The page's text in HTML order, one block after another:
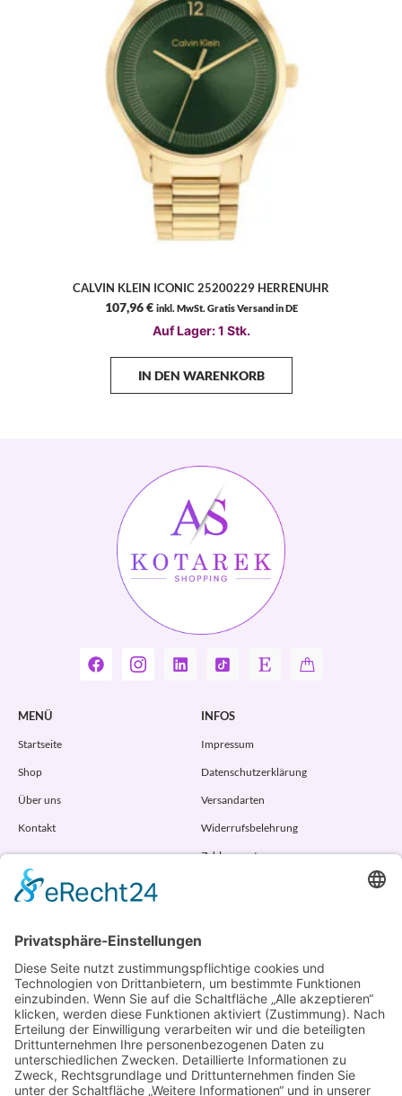
CALVIN KLEIN ICONIC 25200229 HERRENUHR
107,96€ inkl. MwSt. Gratis Versand in DE
Auf Lager: 1 Stk.
IN DEN WARENKORB
MENÜ
Startseite
Shop
Über uns
Kontakt
INFOS
Impressum
Datenschutzerklärung
Versandarten
Widerrufsbelehrung
Zahlungsarten
Randstr. 28
47804 Krefeld
+49 176 58266120
+49 176 58266120
+48 609 953 066